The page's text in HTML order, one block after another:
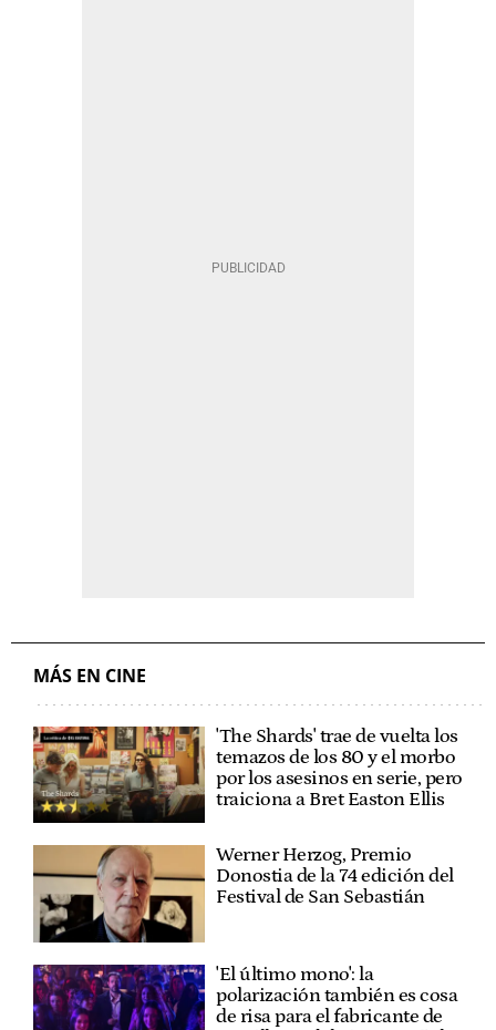
MÁS EN CINE
'The Shards' trae de vuelta los
temazos de los 80 y el morbo
por los asesinos en serie, pero
traiciona a Bret Easton Ellis
Werner Herzog, Premio
Donostia de la 74 edición del
Festival de San Sebastián
'El último mono': la
polarización también es cosa
de risa para el fabricante de